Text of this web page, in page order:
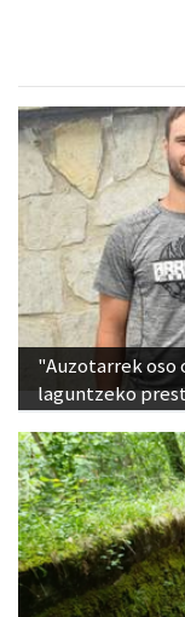
"Auzotarrek
laguntzeko